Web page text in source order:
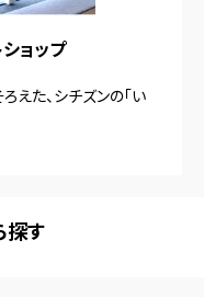
ョップ
た、シチズンの「い
探す